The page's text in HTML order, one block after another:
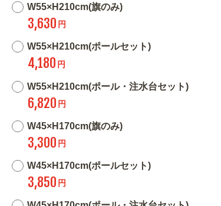
W55×H210cm(旗のみ)
3,630 円
W55×H210cm(ポールセット)
4,180 円
W55×H210cm(ポール・注水台セット)
6,820 円
W45×H170cm(旗のみ)
3,300 円
W45×H170cm(ポールセット)
3,850 円